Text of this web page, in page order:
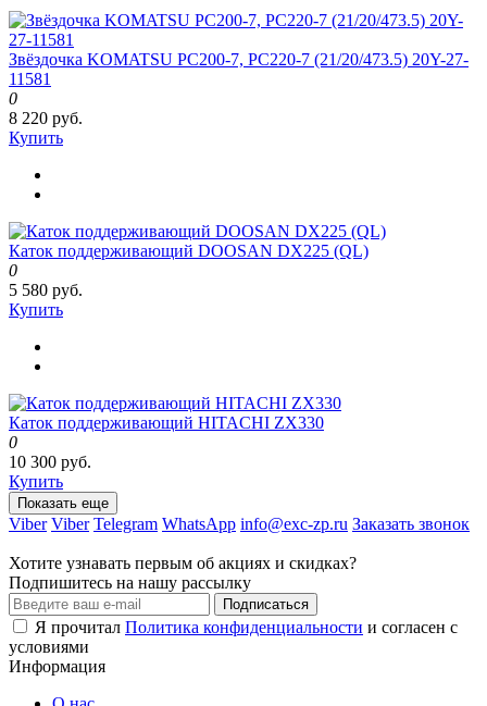
Звёздочка KOMATSU PC200-7, PC220-7 (21/20/473.5) 20Y-27-
11581
0
8 220 руб.
Купить
Каток поддерживающий DOOSAN DX225 (QL)
0
5 580 руб.
Купить
Каток поддерживающий HITACHI ZX330
0
10 300 руб.
Купить
Показать еще
Viber Viber Telegram WhatsApp info@exc-zp.ru Заказать звонок
Хотите узнавать первым об акциях и скидках?
Подпишитесь на нашу рассылку
Подписаться
Я прочитал Политика конфиденциальности и согласен с
условиями
Информация